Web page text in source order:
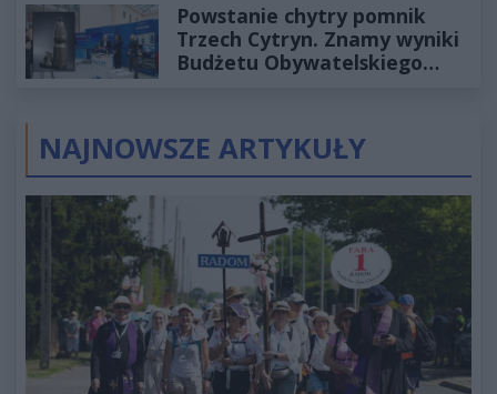
Powstanie chytry pomnik
Trzech Cytryn. Znamy wyniki
Budżetu Obywatelskiego
NAJNOWSZE ARTYKUŁY